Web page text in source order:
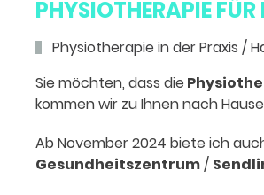
PHYSIOTHERAPIE
Physiotherapie in der Praxis /
Sie möchten, dass die
kommen wir zu Ihnen nach
Ab November 2024 biete ich
Gesundheitszentrum/